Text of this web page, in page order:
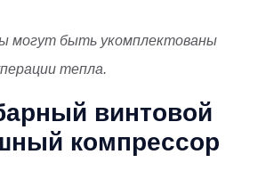
могут быть укомплектованы
тепла.
винтовой
компрессор